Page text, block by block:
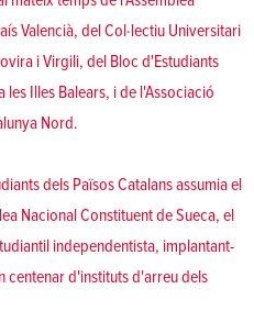
Valencià, del Col·lectiu Universitari
i Virgili, del Bloc d'Estudiants
les Illes Balears, i de l'Associació
Nord.
dels Països Catalans assumia el
Nacional Constituent de Sueca, el
independentista, implantant-
centenar d'instituts d'arreu dels